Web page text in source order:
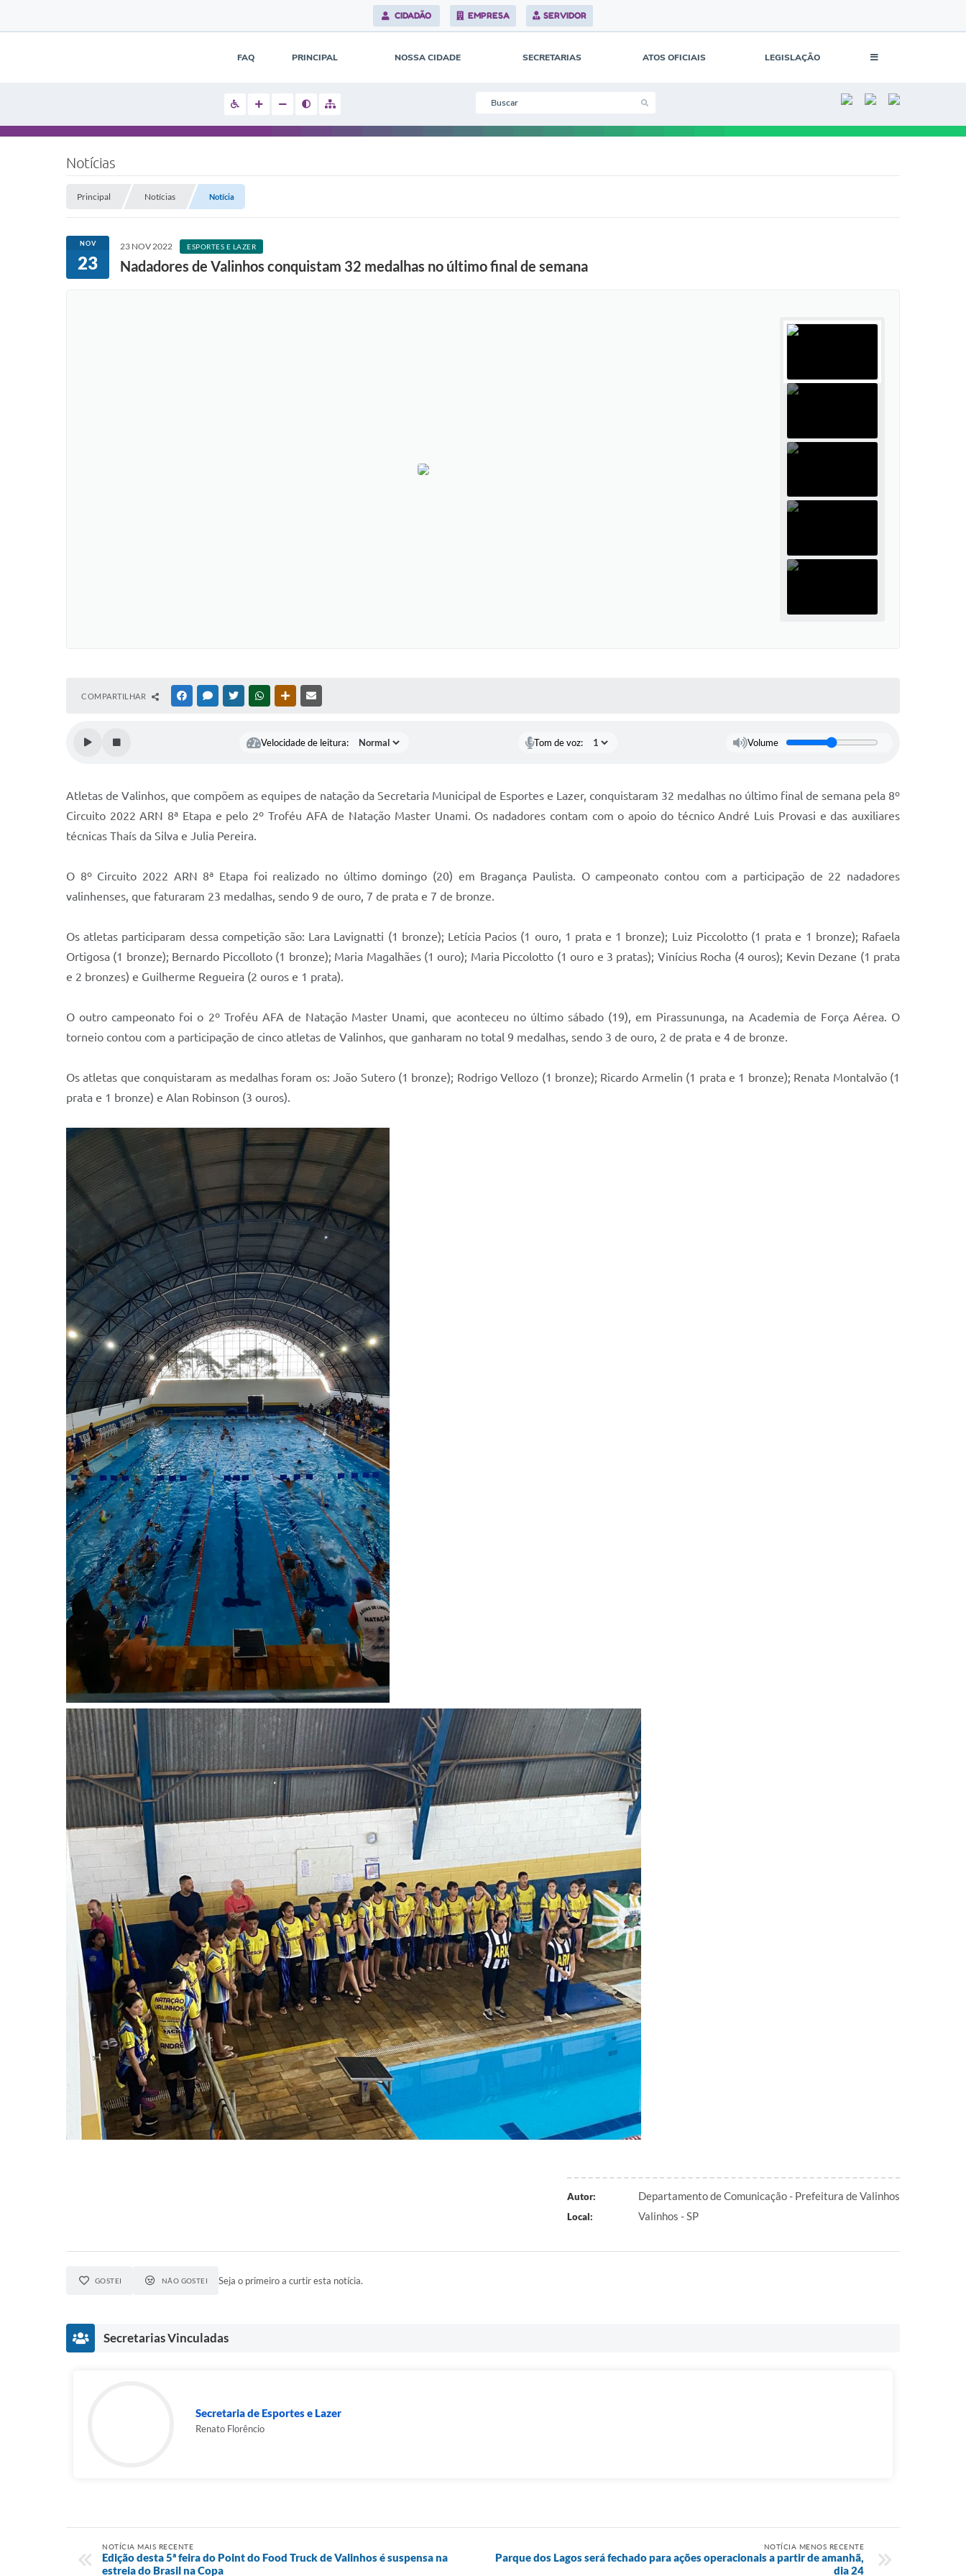
CIDADÃO EMPRESA SERVIDOR
FAQ PRINCIPAL NOSSA CIDADE SECRETARIAS ATOS OFICIAIS LEGISLAÇÃO
Notícias
Principal Notícias Notícia
NOV
23
23 NOV 2022 ESPORTES E LAZER
Nadadores de Valinhos conquistam 32 medalhas no último final de semana
COMPARTILHAR FACEBOOKMESSENGER
TWITTERWHATSAPPOUTRAS MÍDIAS
Velocidade de leitura: Tom de voz: Volume
Atletas de Valinhos, que compõem as equipes de natação da Secretaria Municipal de Esportes e Lazer, conquistaram 32 medalhas no último final de semana pela 8º
Circuito 2022 ARN 8ª Etapa e pelo 2º Troféu AFA de Natação Master Unami. Os nadadores contam com o apoio do técnico André Luis Provasi e das auxiliares
técnicas Thaís da Silva e Julia Pereira.
O 8º Circuito 2022 ARN 8ª Etapa foi realizado no último domingo (20) em Bragança Paulista. O campeonato contou com a participação de 22 nadadores
valinhenses, que faturaram 23 medalhas, sendo 9 de ouro, 7 de prata e 7 de bronze.
Os atletas participaram dessa competição são: Lara Lavignatti (1 bronze); Letícia Pacios (1 ouro, 1 prata e 1 bronze); Luiz Piccolotto (1 prata e 1 bronze); Rafaela
Ortigosa (1 bronze); Bernardo Piccolloto (1 bronze); Maria Magalhães (1 ouro); Maria Piccolotto (1 ouro e 3 pratas); Vinícius Rocha (4 ouros); Kevin Dezane (1 prata
e 2 bronzes) e Guilherme Regueira (2 ouros e 1 prata).
O outro campeonato foi o 2º Troféu AFA de Natação Master Unami, que aconteceu no último sábado (19), em Pirassununga, na Academia de Força Aérea. O
torneio contou com a participação de cinco atletas de Valinhos, que ganharam no total 9 medalhas, sendo 3 de ouro, 2 de prata e 4 de bronze.
Os atletas que conquistaram as medalhas foram os: João Sutero (1 bronze); Rodrigo Vellozo (1 bronze); Ricardo Armelin (1 prata e 1 bronze); Renata Montalvão (1
prata e 1 bronze) e Alan Robinson (3 ouros).
Autor: Departamento de Comunicação - Prefeitura de Valinhos
Local: Valinhos - SP
GOSTEI NÃO GOSTEI Seja o primeiro a curtir esta notícia.
Secretarias Vinculadas
Secretaria de Esportes e Lazer
Renato Florêncio
NOTÍCIA MAIS RECENTE
Edição desta 5ª feira do Point do Food Truck de Valinhos é suspensa na
estreia do Brasil na Copa
NOTÍCIA MENOS RECENTE
Parque dos Lagos será fechado para ações operacionais a partir de amanhã,
dia 24